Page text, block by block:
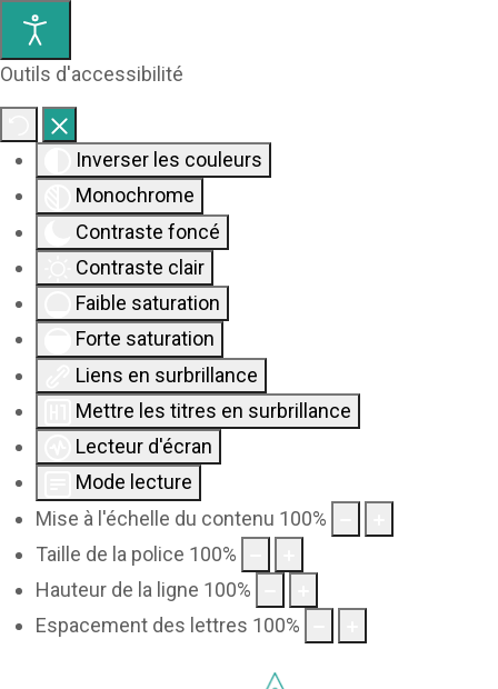
Outils d'accessibilité
Inverser les couleurs
Monochrome
Contraste foncé
Contraste clair
Faible saturation
Forte saturation
Liens en surbrillance
Mettre les titres en surbrillance
Lecteur d'écran
Mode lecture
Mise à l'échelle du contenu 100%
Taille de la police 100%
Hauteur de la ligne 100%
Espacement des lettres 100%